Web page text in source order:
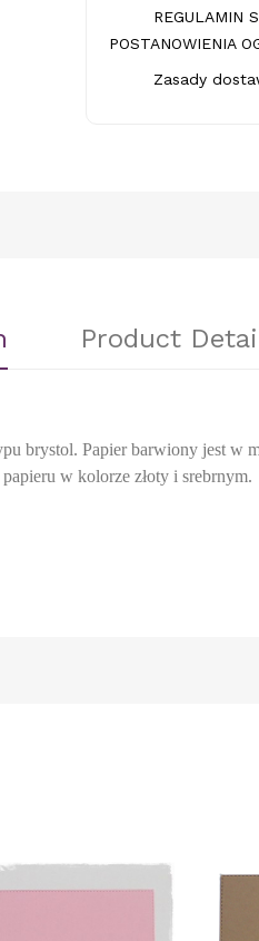
REGULAMIN
POSTANOWIENIA
Zasady
Product
brystol. Papier barwiony jest w
w kolorze złoty i srebrnym.